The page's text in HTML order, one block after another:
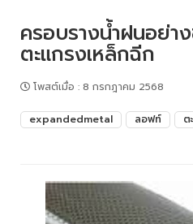
ครอบรางน้ำฝนอย่า
ตะแกรงเหล็กฉีก
โพสต์เมื่อ : 8 กรกฎาคม 2568
expandedmetal ลอฟท์ ต